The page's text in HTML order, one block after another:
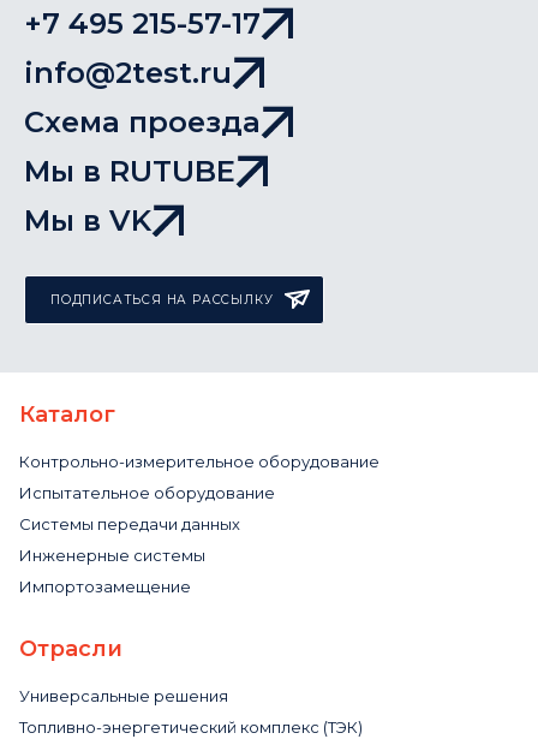
+7 495 215-57-17
info@2test.ru
Схема проезда
Мы в RUTUBE
Мы в VK
ПОДПИСАТЬСЯ НА РАССЫЛКУ
Каталог
Контрольно-измерительное оборудование
Испытательное оборудование
Системы передачи данных
Инженерные системы
Импортозамещение
Отрасли
Универсальные решения
Топливно-энергетический комплекс (ТЭК)